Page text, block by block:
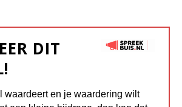
DIT
waardeert en je waardering wilt